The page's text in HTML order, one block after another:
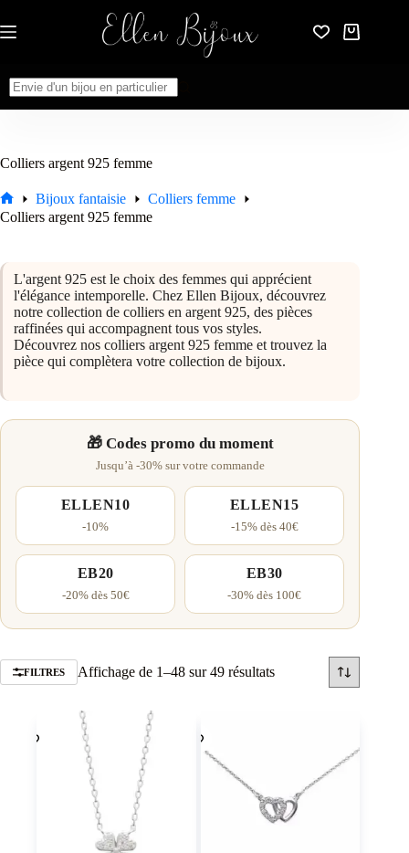
au
contenu
Panier
Colliers argent 925 femme
Accueil
Bijoux fantaisie
Colliers femme
Colliers argent 925 femme
L'argent 925 est le choix des femmes qui apprécient
l'élégance intemporelle. Chez Ellen Bijoux, découvrez
notre collection de colliers en argent 925, des pièces
raffinées qui accompagnent tous vos styles.
Découvrez nos colliers argent 925 femme et trouvez la
pièce qui complètera votre collection de bijoux.
🎁 Codes promo du moment
Jusqu’à -30% sur votre commande
ELLEN10
-10%
ELLEN15
-15% dès 40€
EB20
-20% dès 50€
EB30
-30% dès 100€
FILTRES Affichage de 1–48 sur 49 résultatsTrié